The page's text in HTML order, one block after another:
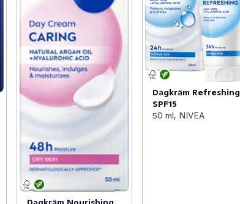
Dagkräm Refreshing
SPF15
50 ml, NIVEA